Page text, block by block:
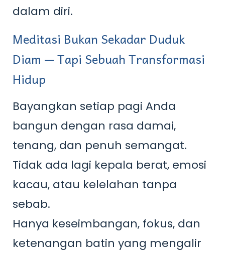
dalam diri.
Meditasi Bukan Sekadar Duduk
Diam — Tapi Sebuah Transformasi
Hidup
Bayangkan setiap pagi Anda
bangun dengan rasa damai,
tenang, dan penuh semangat.
Tidak ada lagi kepala berat, emosi
kacau, atau kelelahan tanpa
sebab.
Hanya keseimbangan, fokus, dan
ketenangan batin yang mengalir